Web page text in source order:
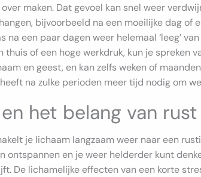
maken. Dat gevoel kan snel weer
bijvoorbeeld na een moeilijke dag of
na een paar dagen weer helemaal ‘leeg’
thuis of een hoge werkdruk, kun je spreken
en geest, en kan zelfs weken of
na zulke perioden meer tijd nodig om
het belang van rust
je lichaam langzaam weer naar een
en je weer helderder kunt
De lichamelijke effecten van een korte